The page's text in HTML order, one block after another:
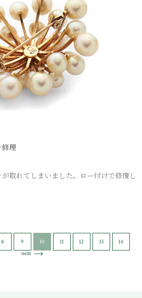
修理
取れてしまいました。ロー付けで修復し
8 9 10 11 12 13
14
next